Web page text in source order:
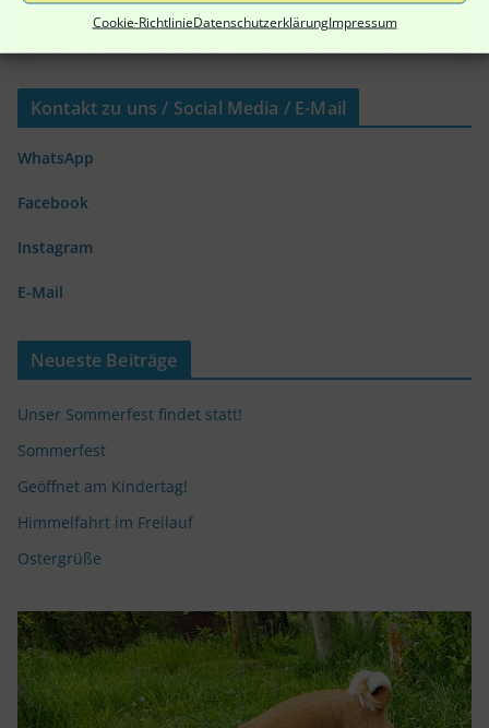
Cookie-RichtlinieDatenschutzerklärungImpressum
Kontakt zu uns / Social Media / E-Mail
WhatsApp
Facebook
Instagram
E-Mail
Neueste Beiträge
Unser Sommerfest findet statt!
Sommerfest
Geöffnet am Kindertag!
Himmelfahrt im Freilauf
Ostergrüße